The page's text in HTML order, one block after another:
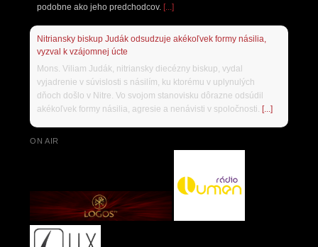
podobne ako jeho predchodcov. [...]
Nitriansky biskup Judák odsudzuje akékoľvek formy násilia,
vyzval k vzájomnej úcte
Mons. Viliam Judák, nitriansky diecézny biskup, vydal
vyjadrenie v súvislosti s násilím, ku ktorému v uplynulých
dňoch došlo v Nitre. Vo svojom stanovisku dôrazne odsúdil
akékoľvek formy násilia, agresie a nenávisti v spoločnosti. [...]
ON AIR